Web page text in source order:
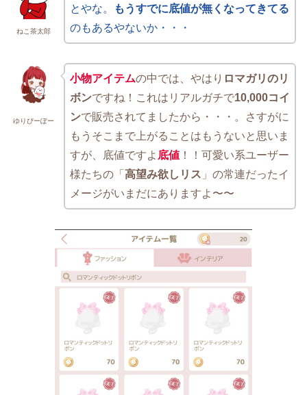
ねこ茶太郎
とやな。
もうすでに底値が無くなってきてる
のもあるやないか・・・
ゆりぴーぽー
小物アイテムの中では、やはり ロマガリのリ
ボンですね！これはリアルガチで10,000コイ
ンで販売されてましたから・・・。さすがに
もうそこまで上がることはもうないと思いま
すが、底値ですよ 底値！！可愛い系ユーザー
様たちの「 高望み欲しリス 」の常連だったイ
メージがいまだにありますよ〜〜